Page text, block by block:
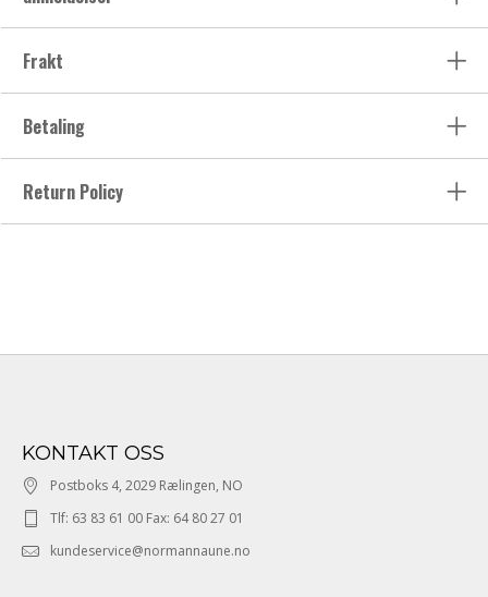
Frakt
Betaling
Return Policy
KONTAKT OSS
Postboks 4, 2029 Rælingen, NO
Tlf: 63 83 61 00 Fax: 64 80 27 01
kundeservice@normannaune.no